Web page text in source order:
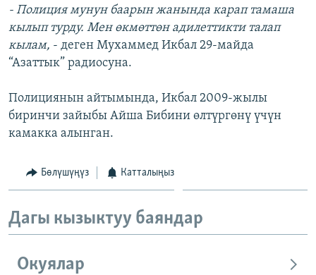
- Полиция мунун баарын жанында карап тамаша
кылып турду. Мен өкмөттөн адилеттикти талап
кылам, - деген Мухаммед Икбал 29-майда
“Азаттык” радиосуна.
Полициянын айтымында, Икбал 2009-жылы
биринчи зайыбы Айша Бибини өлтүргөнү үчүн
камакка алынган.
Бөлүшүңүз Катталыңыз
Дагы кызыктуу баяндар
Окуялар